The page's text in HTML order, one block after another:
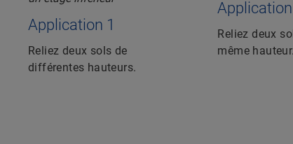
Application 1
Reliez deux sols de
différentes hauteurs.
Reliez deux
même hauteur.